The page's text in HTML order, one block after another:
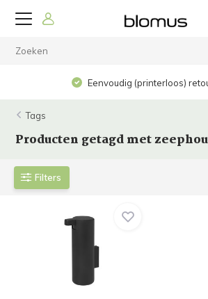
Eenvoudig (printerloos)
Tags
Producten getagd met
Filters